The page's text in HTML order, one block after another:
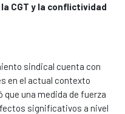
CGT y la conflictividad
sindical cuenta con
en el actual contexto
una medida de fuerza
significativos a nivel